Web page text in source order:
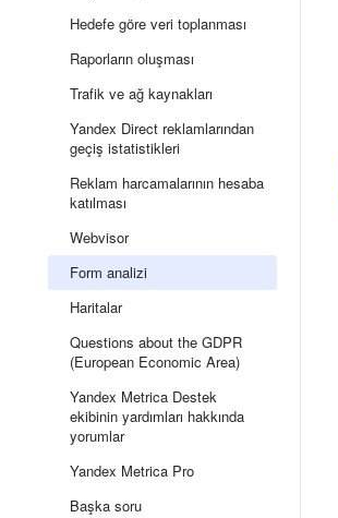
Hedefe göre veri toplanması
Raporların oluşması
Trafik ve ağ kaynakları
Yandex Direct reklamlarından
geçiş istatistikleri
Reklam harcamalarının hesaba
katılması
Webvisor
Form analizi
Haritalar
Questions about the GDPR
(European Economic Area)
Yandex Metrica Destek
ekibinin yardımları hakkında
yorumlar
Yandex Metrica Pro
Başka soru